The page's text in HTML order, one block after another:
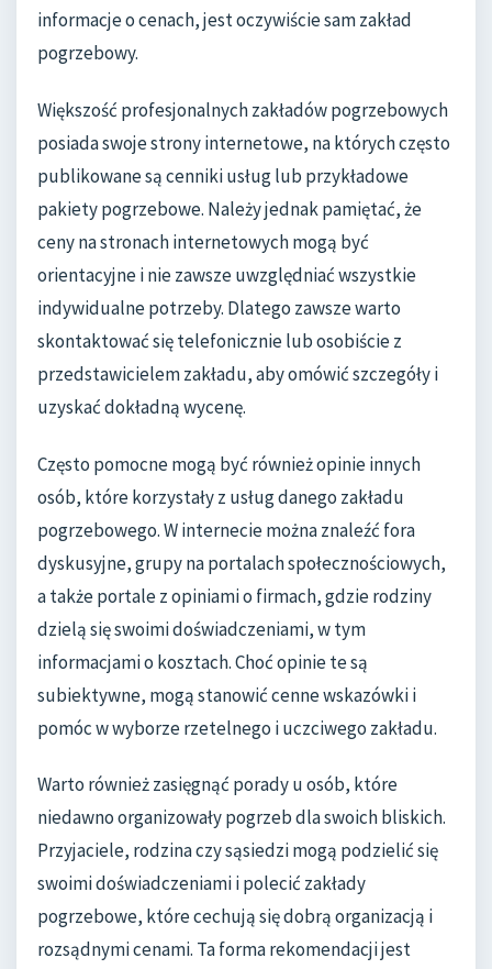
informacje o cenach, jest oczywiście sam zakład
pogrzebowy.
Większość profesjonalnych zakładów pogrzebowych
posiada swoje strony internetowe, na których często
publikowane są cenniki usług lub przykładowe
pakiety pogrzebowe. Należy jednak pamiętać, że
ceny na stronach internetowych mogą być
orientacyjne i nie zawsze uwzględniać wszystkie
indywidualne potrzeby. Dlatego zawsze warto
skontaktować się telefonicznie lub osobiście z
przedstawicielem zakładu, aby omówić szczegóły i
uzyskać dokładną wycenę.
Często pomocne mogą być również opinie innych
osób, które korzystały z usług danego zakładu
pogrzebowego. W internecie można znaleźć fora
dyskusyjne, grupy na portalach społecznościowych,
a także portale z opiniami o firmach, gdzie rodziny
dzielą się swoimi doświadczeniami, w tym
informacjami o kosztach. Choć opinie te są
subiektywne, mogą stanowić cenne wskazówki i
pomóc w wyborze rzetelnego i uczciwego zakładu.
Warto również zasięgnąć porady u osób, które
niedawno organizowały pogrzeb dla swoich bliskich.
Przyjaciele, rodzina czy sąsiedzi mogą podzielić się
swoimi doświadczeniami i polecić zakłady
pogrzebowe, które cechują się dobrą organizacją i
rozsądnymi cenami. Ta forma rekomendacji jest